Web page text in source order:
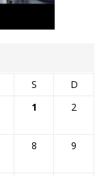
S
D
1
2
8 9